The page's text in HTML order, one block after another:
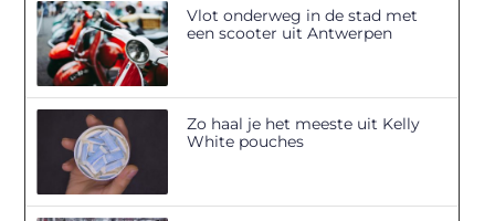
Vlot onderweg in de stad met
een scooter uit Antwerpen
Zo haal je het meeste uit Kelly
White pouches